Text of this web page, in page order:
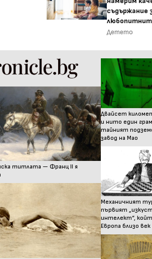
съдържание
Детето
титлата — Франц II я
Двайсет
и нито един
тайният
завод на Мао
Механичният
първият
интелект“,
Европа близо век